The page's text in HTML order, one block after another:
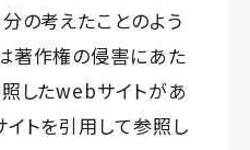
の考えたことのよう
著作権の侵害にあた
したwebサイトがあ
トを引用して参照し